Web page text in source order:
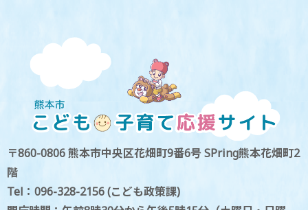
〒860-0806 熊本市中央区花畑町9番6号 SPring熊本花畑町2
階
Tel：096-328-2156 (こども政策課)